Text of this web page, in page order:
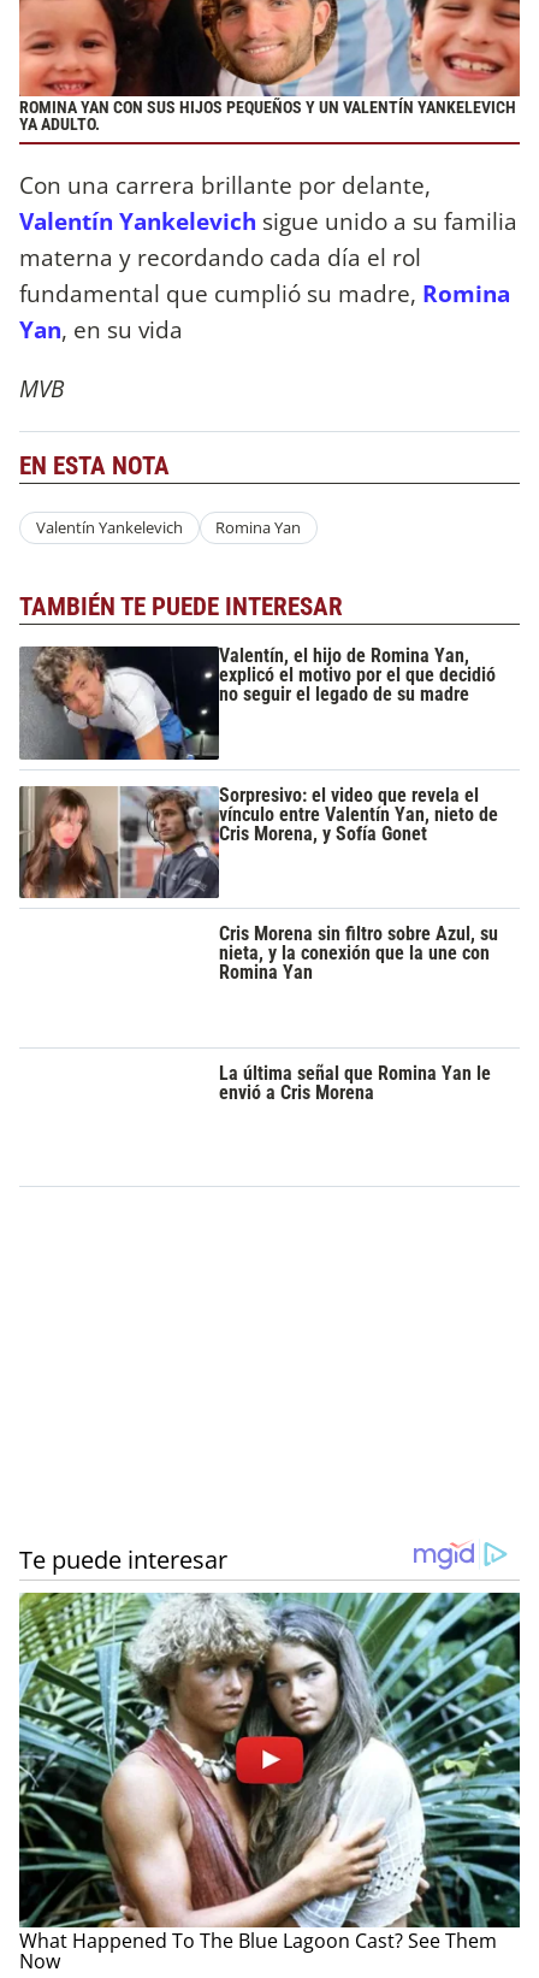
ROMINA YAN CON SUS HIJOS PEQUEÑOS Y UN VALENTÍN YANKELEVICH
YA ADULTO.
Con una carrera brillante por delante,
Valentín Yankelevich sigue unido a su familia
materna y recordando cada día el rol
fundamental que cumplió su madre, Romina
Yan, en su vida
MVB
EN ESTA NOTA
Valentín Yankelevich Romina Yan
TAMBIÉN TE PUEDE INTERESAR
Valentín, el hijo de Romina Yan,
explicó el motivo por el que decidió
no seguir el legado de su madre
Sorpresivo: el video que revela el
vínculo entre Valentín Yan, nieto de
Cris Morena, y Sofía Gonet
Cris Morena sin filtro sobre Azul, su
nieta, y la conexión que la une con
Romina Yan
La última señal que Romina Yan le
envió a Cris Morena